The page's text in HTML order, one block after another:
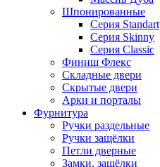
Шпонированные
Серия Standart
Серия Skinny
Серия Classic
Финиш Флекс
Складные двери
Скрытые двери
Арки и порталы
Фурнитура
Ручки раздельные
Ручки защёлки
Петли дверные
Замки, защёлки